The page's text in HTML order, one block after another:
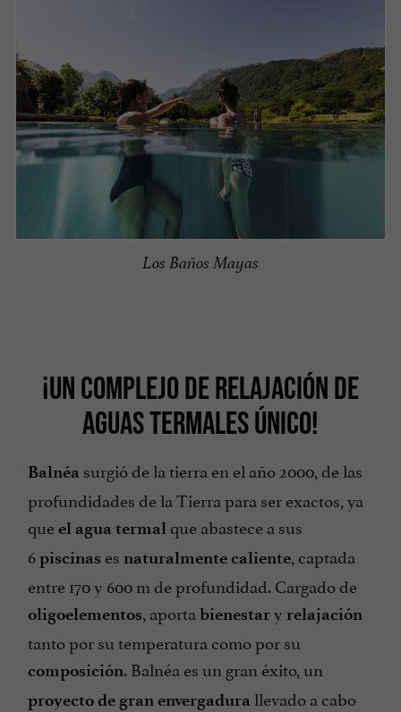
Los Baños Mayas
¡UN COMPLEJO DE RELAJACIÓN DE
AGUAS TERMALES ÚNICO!
Balnéa surgió de la tierra en el año 2000, de las
profundidades de la Tierra para ser exactos, ya
queel agua termal que abastece a sus
6piscinas es naturalmente caliente , captada
entre 170 y 600 m de profundidad. Cargado de
oligoelementos , aporta bienestary relajación
tanto por su temperatura como por su
composición. Balnéa es un gran éxito, un
proyecto de gran envergadura llevado a cabo